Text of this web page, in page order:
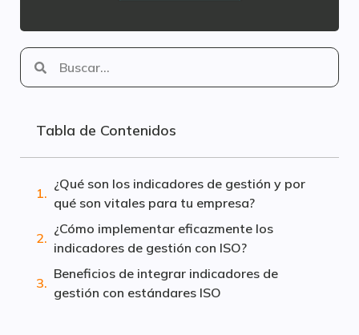
Tabla de Contenidos
¿Qué son los indicadores de gestión y por
qué son vitales para tu empresa?
¿Cómo implementar eficazmente los
indicadores de gestión con ISO?
Beneficios de integrar indicadores de
gestión con estándares ISO